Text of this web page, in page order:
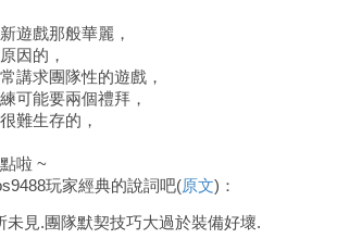
遊戲那般華麗，
因的，
講求團隊性的遊戲，
可能要兩個禮拜，
難生存的，
啦 ~
玩家經典的說詞吧(原文)：
未見.團隊默契技巧大過於裝備好壞.